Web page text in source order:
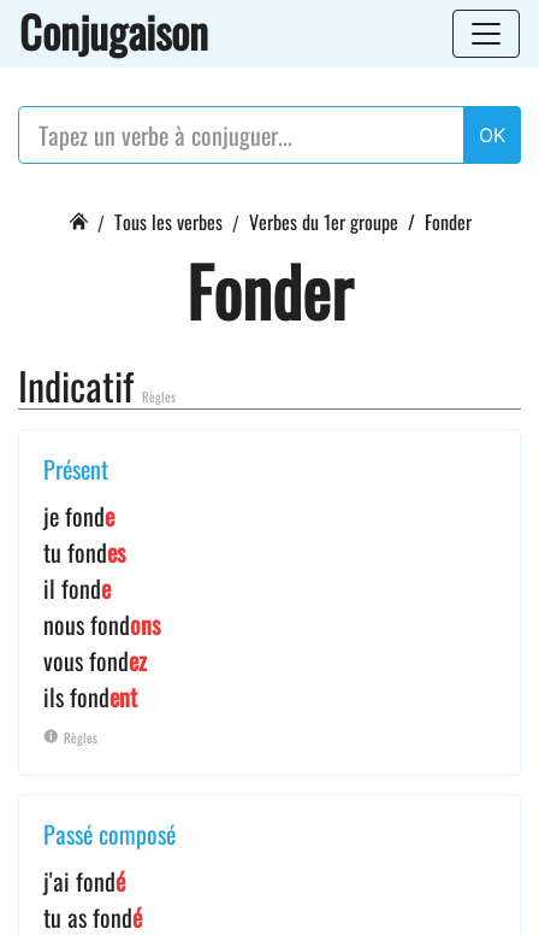
Conjugaison
OK
Tous les verbes Verbes du 1er groupe Fonder
Fonder
Indicatif Règles
Présent
je fonde
tu fondes
il fonde
nous fondons
vous fondez
ils fondent
Règles
Passé composé
j'ai fondé
tu as fondé